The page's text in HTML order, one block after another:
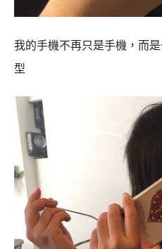
我的手機不再只是手機，而
型